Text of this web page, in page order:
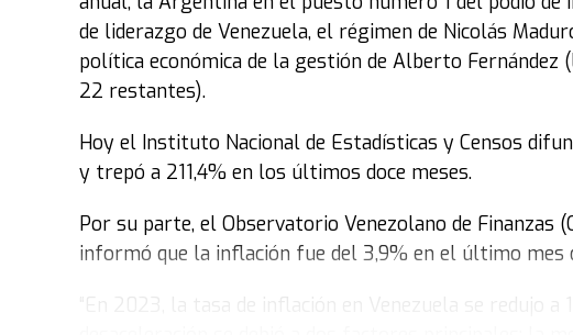
Fuente: Datachaco
de liderazgo de Venezuela, el régimen de Nicolás
política económica de la gestión de Alberto Fernández
22 restantes).
Hoy el Instituto Nacional de Estadísticas y Censos
y trepó a 211,4% en los últimos doce meses.
Por su parte, el Observatorio Venezolano de Finanzas
informó que la inflación fue del 3,9% en el último mes